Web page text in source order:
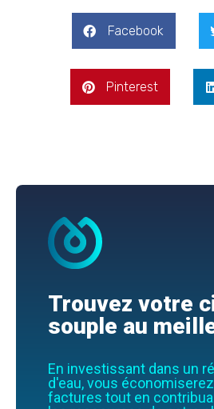
Facebook
Pinterest
Trouvez votre
souple au
En investissant dans un
d'eau, vous
factures tout en